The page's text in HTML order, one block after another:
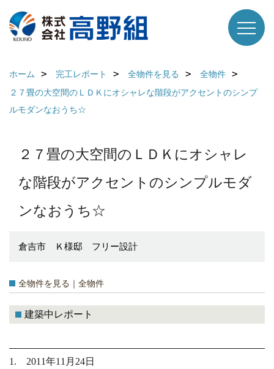
ホーム 完工レポート 全物件を見る
全物件
２７畳の大空間のＬＤＫにオシャレな階段がアクセントのシンプ
ルモダンなおうち☆
２７畳の大空間のＬＤＫにオシャレ
な階段がアクセントのシンプルモダ
ンなおうち☆
倉吉市 Ｋ様邸 フリー設計
全物件を見る｜全物件
建築中レポート
1. 2011年11月24日